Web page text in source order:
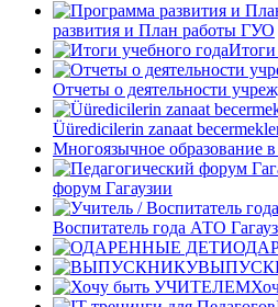
развития и План работы ГУО
Итоги
Отчеты о деятельности
Üüredicilerin zanaat
Многоязычное образование
форум Гагаузии
Воспитатель года АТО